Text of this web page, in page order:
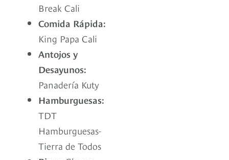
Break Cali
Comida Rápida:
King Papa Cali
Antojos y
Desayunos:
Panadería Kuty
Hamburguesas:
TDT
Hamburguesas-
Tierra de Todos